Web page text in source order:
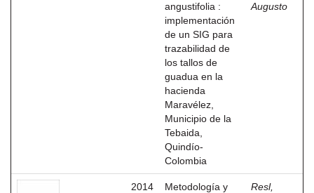
angustifolia :
implementación
de un SIG para
trazabilidad de
los tallos de
guadua en la
hacienda
Maravélez,
Municipio de la
Tebaida,
Quindío-
Colombia
Augusto
2014
Metodología y
Resl,